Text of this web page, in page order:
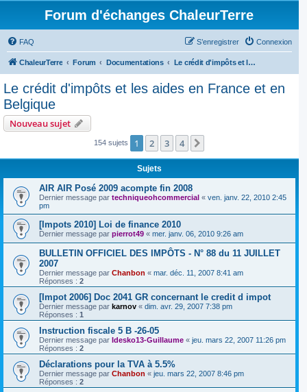
Forum d'échanges ChaleurTerre
FAQ Connexion
S’enregistrer
ChaleurTerre Forum Documentations Le crédit d'impôts et les aides en France et en Belgique
Le crédit d'impôts et les aides en France et en
Belgique
Nouveau sujet
154 sujets 1 2 3 4
Sujets
AIR AIR Posé 2009 acompte fin 2008
Dernier message par techniqueohcommercial « ven. janv. 22, 2010 2:45
pm
[Impots 2010] Loi de finance 2010
Dernier message par pierrot49 « mer. janv. 06, 2010 9:26 am
BULLETIN OFFICIEL DES IMPÔTS - N° 88 du 11 JUILLET
2007
Dernier message par Chanbon « mar. déc. 11, 2007 8:41 am
Réponses : 2
[Impot 2006] Doc 2041 GR concernant le credit d impot
Dernier message par karnov « dim. avr. 29, 2007 7:38 pm
Réponses : 1
Instruction fiscale 5 B -26-05
Dernier message par Idesko13-Guillaume « jeu. mars 22, 2007 11:26 pm
Réponses : 2
Déclarations pour la TVA à 5.5%
Dernier message par Chanbon « jeu. mars 22, 2007 8:46 pm
Réponses : 2